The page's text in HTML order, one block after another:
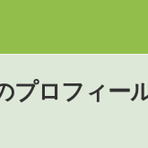
プロフィー